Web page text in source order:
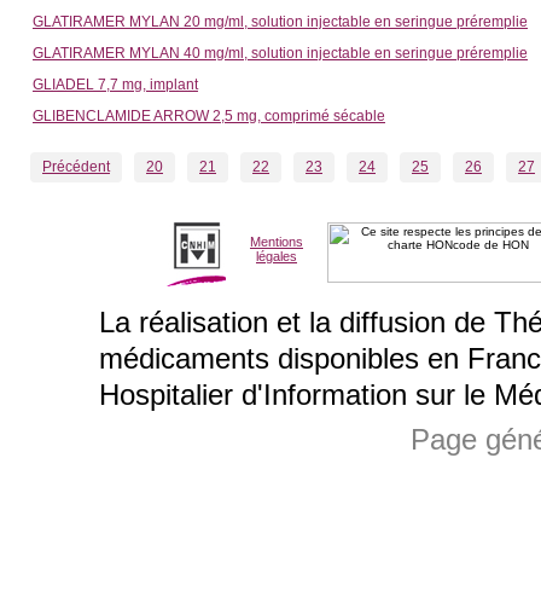
GLATIRAMER MYLAN 20 mg/ml, solution injectable en seringue préremplie
GLATIRAMER MYLAN 40 mg/ml, solution injectable en seringue préremplie
GLIADEL 7,7 mg, implant
GLIBENCLAMIDE ARROW 2,5 mg, comprimé sécable
Précédent 20 21 22 23 24 25 26 27
Mentions
légales
La réalisation et la diffusion de
médicaments disponibles en
Hospitalier d'Information sur le
Page